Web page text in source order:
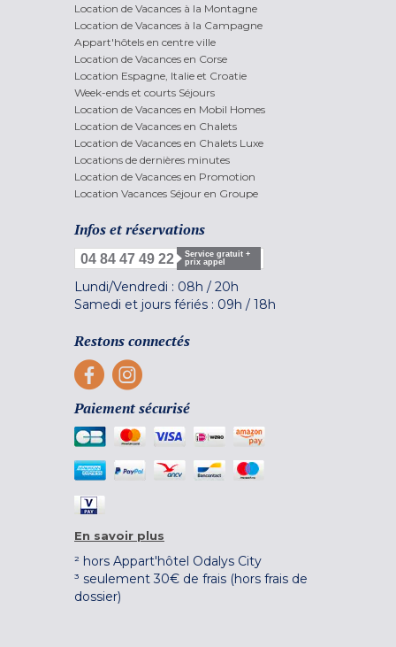
Location de Vacances à la Montagne
Location de Vacances à la Campagne
Appart'hôtels en centre ville
Location de Vacances en Corse
Location Espagne, Italie et Croatie
Week-ends et courts Séjours
Location de Vacances en Mobil Homes
Location de Vacances en Chalets
Location de Vacances en Chalets Luxe
Locations de dernières minutes
Location de Vacances en Promotion
Location Vacances Séjour en Groupe
Infos et réservations
04 84 47 49 22
Service gratuit +
prix appel
Lundi/Vendredi : 08h / 20h
Samedi et jours fériés : 09h / 18h
Restons connectés
Paiement sécurisé
En savoir plus
² hors Appart'hôtel Odalys City
³ seulement 30€ de frais (hors frais de
dossier)